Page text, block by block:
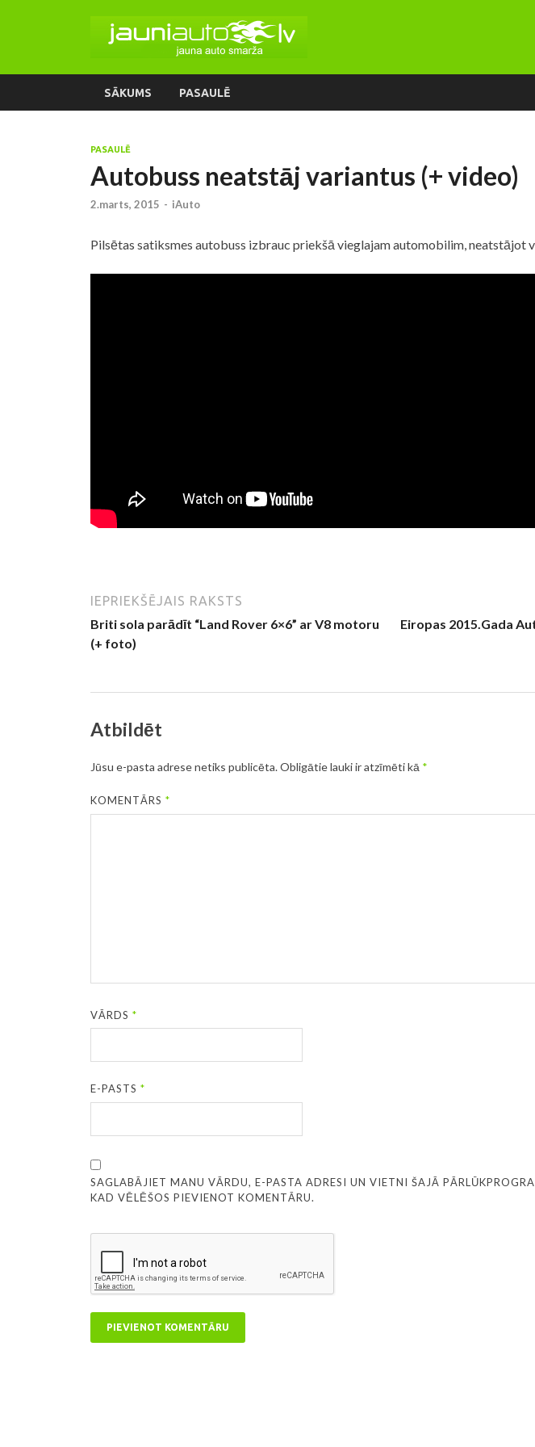
SĀKUMS PASAULĒ
PASAULĒ
Autobuss neatstāj variantus (+ video)
2.marts, 2015 - iAuto
Pilsētas satiksmes autobuss izbrauc priekšā vieglajam automobilim, neatstājot
IEPRIEKŠĒJAIS RAKSTS
Briti sola parādīt “Land Rover 6×6” ar V8 motoru
(+ foto)
Eiropas 2015.Gada
Atbildēt
Jūsu e-pasta adrese netiks publicēta.Obligātie lauki ir atzīmēti kā *
KOMENTĀRS*
VĀRDS*
E-PASTS*
SAGLABĀJIET MANU VĀRDU, E-PASTA ADRESI UN VIETNI ŠAJĀ
KAD VĒLĒŠOS PIEVIENOT KOMENTĀRU.